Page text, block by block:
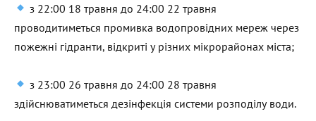
з 22:00 18 травня до 24:00 22 травня
проводитиметься промивка водопровідних мереж через
пожежні гідранти, відкриті у різних мікрорайонах міста;
з 23:00 26 травня до 24:00 28 травня
здійснюватиметься дезінфекція системи розподілу води.